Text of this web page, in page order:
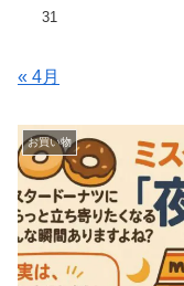
31
« 4月
お買い物